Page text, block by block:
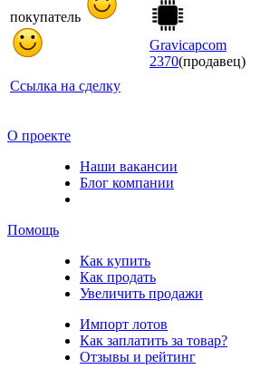
покупатель
Ссылка на сделку
Gravicapcom
2370(продавец)
О проекте
Наши вакансии
Блог компании
Помощь
Как купить
Как продать
Увеличить продажи
Импорт лотов
Как заплатить за товар?
Отзывы и рейтинг